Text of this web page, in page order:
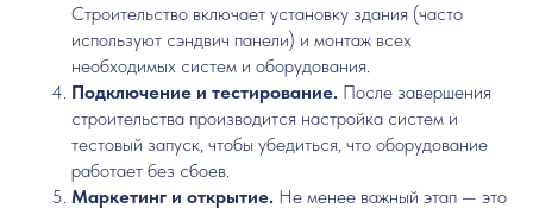
Строительство включает установку здания (часто
используют сэндвич панели) и монтаж всех
необходимых систем и оборудования.
Подключение и тестирование. После завершения
строительства производится настройка систем и
тестовый запуск, чтобы убедиться, что оборудование
работает без сбоев.
Маркетинг и открытие. Не менее важный этап — это